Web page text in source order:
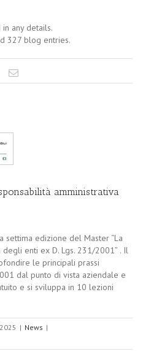
any details.
327 blog entries.
amministrativa
settima edizione del Master “La
enti ex D. Lgs. 231/2001” . Il
le principali prassi
dal punto di vista aziendale e
e si sviluppa in 10 lezioni
| News |